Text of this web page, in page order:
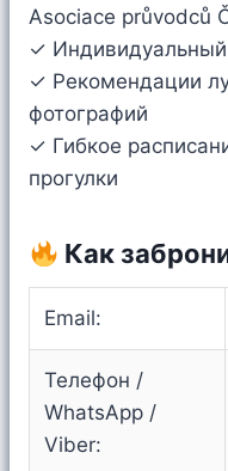
Asociace průvodců
✓
✓ Рекомендации
фотографий
✓ Гибкое
прогулки
Как
Email:
Телефон /
WhatsApp /
Viber: